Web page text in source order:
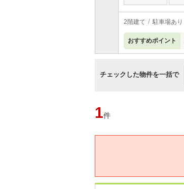
2階建て 駐車場あり
おすすめポイント
チェックした物件を一括で
1件